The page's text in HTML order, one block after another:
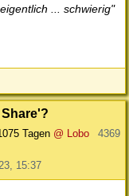
... schwierig"
Tagen @ Lobo
4369
15:37